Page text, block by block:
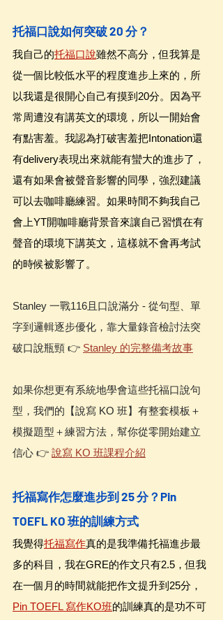
托福口說如何突破 20 分？
我自己的托福口說雖然不高分，但我算是
從一個比較低水平的程度進步上來的，所
以我還是很開心自己有摸到20分。因為平
常周遭沒有講英文的環境，所以一開始會
有點害羞。我認為打破害羞把Intonation還
有delivery表現出來就能有蠻大的進步了，
還有如果會被聲音影響的同學，強烈建議
可以去咖啡廳練習。如果時間不夠我自己
會上YT開咖啡廳背景音來讓自己習慣在有
聲音的環境下講英文，這樣就不會再考試
的時候被影響了。
Stanley 一戰116且口說滿分 - 從句型、單
字到邏輯逐步優化，靠大量錄音檢討法突
破口說瓶頸 👉 Stanley 的完整備考故事
如果你想更有系統地學會這些托福口說句
型，我們的【說寫 KO 班】有整套模板＋
模擬題型＋練習方法，幫你從零開始建立
信心 👉 說寫 KO 班課程介紹
托福寫作怎麼進步到 25 分？Pin
TOEFL KO 班的訓練方式
我覺得托福寫作真的是我準備托福進步最
多的科目，我在GRE的作文只有2.5，但我
在一個月的時間就能把作文提升到25分，
Pin TOEFL 寫作KO班的訓練真的是功不可